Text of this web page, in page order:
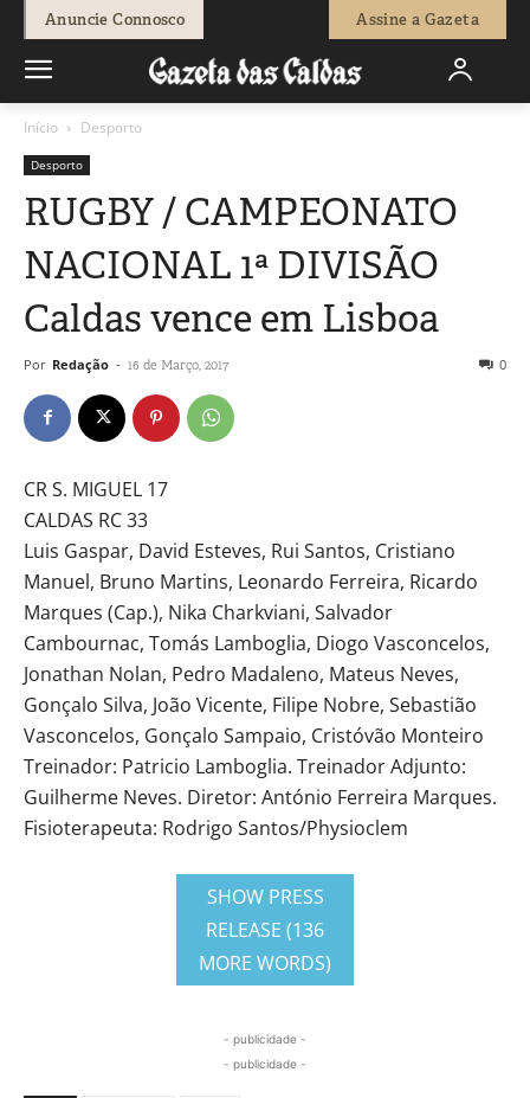
Anuncie Connosco Assine a Gazeta
Início Desporto
Desporto
RUGBY / CAMPEONATO
NACIONAL 1ª DIVISÃO
Caldas vence em Lisboa
Por Redação - 16 de Março, 2017 0
CR S. MIGUEL 17
CALDAS RC 33
Luis Gaspar, David Esteves, Rui Santos, Cristiano
Manuel, Bruno Martins, Leonardo Ferreira, Ricardo
Marques (Cap.), Nika Charkviani, Salvador
Cambournac, Tomás Lamboglia, Diogo Vasconcelos,
Jonathan Nolan, Pedro Madaleno, Mateus Neves,
Gonçalo Silva, João Vicente, Filipe Nobre, Sebastião
Vasconcelos, Gonçalo Sampaio, Cristóvão Monteiro
Treinador: Patricio Lamboglia. Treinador Adjunto:
Guilherme Neves. Diretor: António Ferreira Marques.
Fisioterapeuta: Rodrigo Santos/Physioclem
SHOW PRESS
RELEASE (136
MORE WORDS)
- publicidade -
- publicidade -